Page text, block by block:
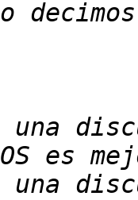
una
una